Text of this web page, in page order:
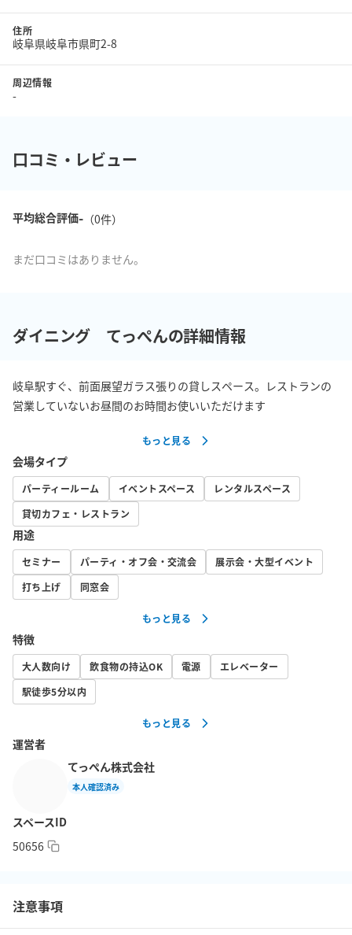
住所
岐阜県岐阜市県町2-8
周辺情報
-
口コミ・レビュー
平均総合評価-（0件）
まだ口コミはありません。
ダイニング てっぺんの詳細情報
岐阜駅すぐ、前面展望ガラス張りの貸しスペース。レストランの
営業していないお昼間のお時間お使いいただけます
もっと見る
会場タイプ
パーティールーム イベントスペース
レンタルスペース
貸切カフェ・レストラン
用途
セミナー パーティ・オフ会・交流会
展示会・大型イベント
打ち上げ
同窓会
もっと見る
特徴
大人数向け 飲食物の持込OK 電源
エレベーター
駅徒歩5分以内
もっと見る
運営者
てっぺん株式会社
本人確認済み
スペースID
50656
注意事項